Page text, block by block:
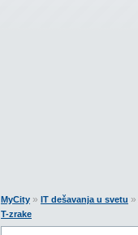
MyCity » IT dešavanja u svetu »
T-zrake